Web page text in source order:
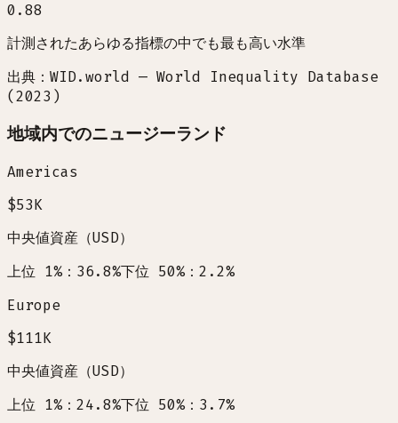
0.88
計測されたあらゆる指標の中でも最も高い水準
出典：WID.world — World Inequality Database
(2023)
地域内でのニュージーランド
Americas
$53K
中央値資産（USD）
上位 1%：36.8%下位 50%：2.2%
Europe
$111K
中央値資産（USD）
上位 1%：24.8%下位 50%：3.7%